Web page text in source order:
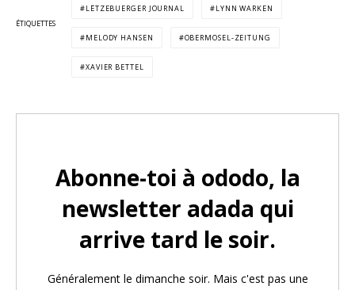
ÉTIQUETTES
LËTZEBUERGER JOURNAL LYNN WARKEN
MELODY HANSEN OBERMOSEL-ZEITUNG
XAVIER BETTEL